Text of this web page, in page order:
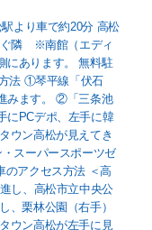
より車で約20分 高松
隣 ※南館（エディ
にあります。 無料駐
法 ①琴平線「伏石
みます。 ②「三条池
にPCデポ、左手に韓
ウン高松が見えてき
スーパースポーツゼ
のアクセス方法 ＜高
し、高松市立中央公
、栗林公園（右手）
ウン高松が左手に見